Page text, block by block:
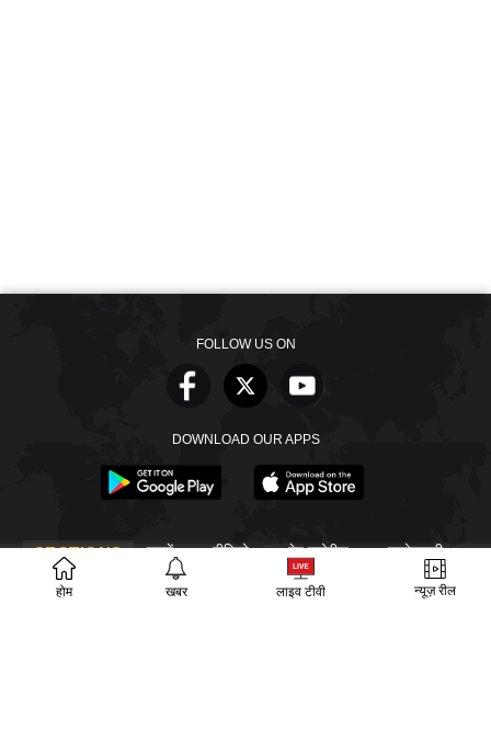
होम खबर लाइव टीवी न्यूज़ रील
FOLLOW US ON
DOWNLOAD OUR APPS
SECTIONS खबरें वीडियो वेब स्टोरीज बायोग्राफी
ईपेपर गूगल समाचार